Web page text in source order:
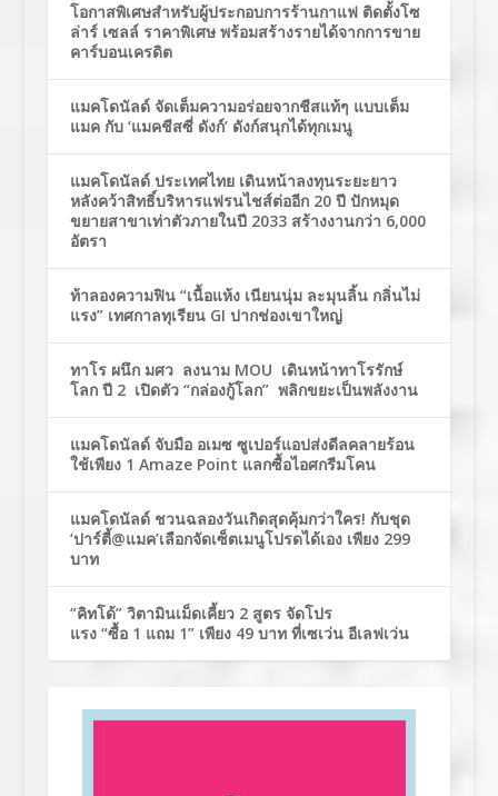
โอกาสพิเศษสำหรับผู้ประกอบการร้านกาแฟ ติดตั้งโซ
ล่าร์ เซลล์ ราคาพิเศษ พร้อมสร้างรายได้จากการขาย
คาร์บอนเครดิต
แมคโดนัลด์ จัดเต็มความอร่อยจากชีสแท้ๆ แบบเต็ม
แมค กับ ‘แมคชีสซี่ ดังก์’ ดังก์สนุกได้ทุกเมนู
แมคโดนัลด์ ประเทศไทย เดินหน้าลงทุนระยะยาว
หลังคว้าสิทธิ์บริหารแฟรนไชส์ต่ออีก 20 ปี ปักหมุด
ขยายสาขาเท่าตัวภายในปี 2033 สร้างงานกว่า 6,000
อัตรา
ท้าลองความฟิน “เนื้อแห้ง เนียนนุ่ม ละมุนลิ้น กลิ่นไม่
แรง” เทศกาลทุเรียน GI ปากช่องเขาใหญ่
ทาโร ผนึก มศว ลงนาม MOU เดินหน้าทาโรรักษ์
โลก ปี 2 เปิดตัว “กล่องกู้โลก” พลิกขยะเป็นพลังงาน
แมคโดนัลด์ จับมือ อเมซ ซูเปอร์แอปส่งดีลคลายร้อน
ใช้เพียง 1 Amaze Point แลกซื้อไอศกรีมโคน
แมคโดนัลด์ ชวนฉลองวันเกิดสุดคุ้มกว่าใคร! กับชุด
‘ปาร์ตี้@แมค’เลือกจัดเซ็ตเมนูโปรดได้เอง เพียง 299
บาท
“คิทโด้” วิตามินเม็ดเคี้ยว 2 สูตร จัดโปร
แรง “ซื้อ 1 แถม 1” เพียง 49 บาท ที่เซเว่น อีเลฟเว่น